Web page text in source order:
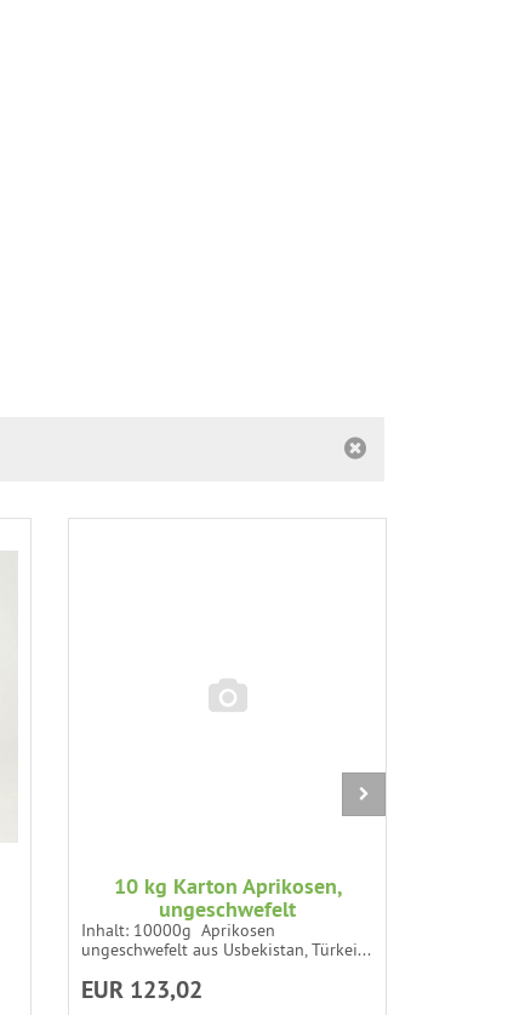
10 kg Karton Aprikosen,
ungeschwefelt
Inhalt: 10000g Aprikosen
ungeschwefelt aus Usbekistan, Türkei...
EUR 123,02